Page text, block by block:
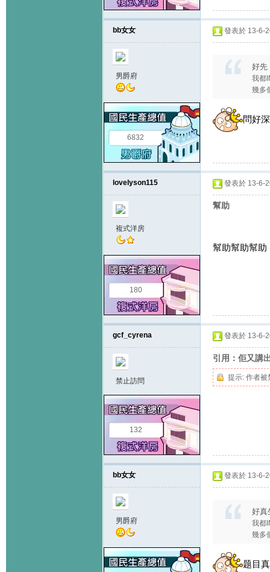
bb女女
男爵府
6832
發表於 13-6-
好先
我都
幾多
問好深
lovelyson115
複式洋房
180
發表於 13-6-
幫助
幫助幫助幫助
gcf_cyrena
禁止訪問
132
發表於 13-6-
引用：佢又講
提示: 作者被
bb女女
男爵府
發表於 13-6-
好真
我都
幾多
题目